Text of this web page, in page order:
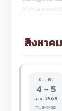
(กิจกรรมที่ผ่านมา)
สิงหาค
อ. - พ.
4 - 5
ส.ค. 2569
TUE-WED